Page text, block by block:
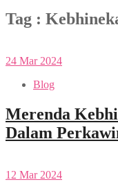
Tag :
24 Mar 2024
Blog
Merenda
Dalam
12 Mar 2024